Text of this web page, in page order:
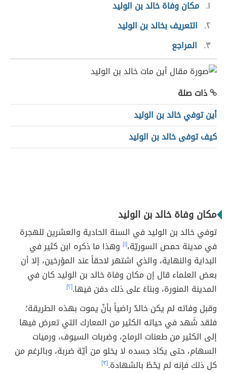
١ مكان وفاة خالد بن الوليد
٢ التعريف بخالد بن الوليد
٣
المراجع
ذات صلة
أين توفي خالد بن الوليد
كيف توفى خالد بن الوليد
مكان وفاة خالد بن الوليد
توفي خالد بن الوليد في السنة الحادية والعشرين للهجرة
في مدينة حمص السوريّة،[١] وهذا ما ذكره ابن كثير في
البداية والنهاية، والذي اشتهر لاحقاً عند المؤرخين، إلا أن
بعض العلماء قال إن مكان وفاة خالد بن الوليد كان في
المدينة المنورة، وبناءً على ذلك دفن فيها.[٢]
وقبل وفاته لم يكن خالدٌ راضياً بأنْ يموت بهذه الطريقة؛
فلقد شَهد في حياته الكثير من المعارك التي تعرض فيها
إلى الكثير من طعنات الرماح، وضربات السيوف، ورميات
السهام، حتى يكاد جسده لا يخلو من أيّة ضربة، وبالرغم من
كل ذلك فإنه لم يَحْظَ بالشهادة.[٣]